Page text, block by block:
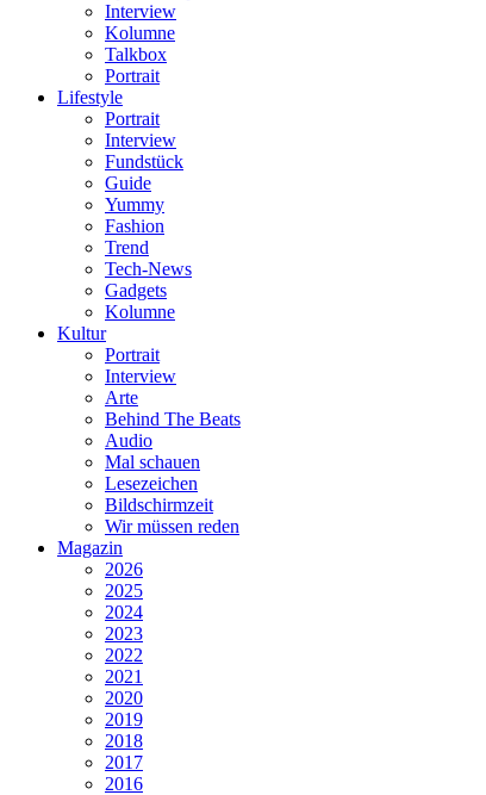
Interview
Kolumne
Talkbox
Portrait
Lifestyle
Portrait
Interview
Fundstück
Guide
Yummy
Fashion
Trend
Tech-News
Gadgets
Kolumne
Kultur
Portrait
Interview
Arte
Behind The Beats
Audio
Mal schauen
Lesezeichen
Bildschirmzeit
Wir müssen reden
Magazin
2026
2025
2024
2023
2022
2021
2020
2019
2018
2017
2016